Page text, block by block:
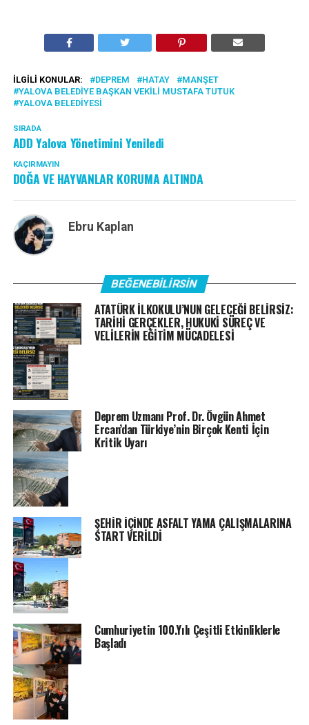
İLGILI KONULAR: DEPREM HATAY
MANŞET
YALOVA BELEDIYE BAŞKAN VEKILI MUSTAFA TUTUK
YALOVA BELEDIYESI
SIRADA
ADD Yalova Yönetimini Yeniledi
KAÇIRMAYIN
DOĞA VE HAYVANLAR KORUMA ALTINDA
Ebru Kaplan
BEĞENEBILIRSIN
ATATÜRK İLKOKULU’NUN GELECEĞİ BELİRSİZ:
TARİHİ GERÇEKLER, HUKUKİ SÜREÇ VE
VELİLERİN EĞİTİM MÜCADELESİ
Deprem Uzmanı Prof. Dr. Övgün Ahmet
Ercan’dan Türkiye’nin Birçok Kenti İçin
Kritik Uyarı
ŞEHİR İÇİNDE ASFALT YAMA ÇALIŞMALARINA
START VERİLDİ
Cumhuriyetin 100.Yılı Çeşitli Etkinliklerle
Başladı